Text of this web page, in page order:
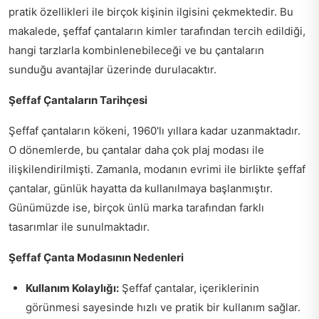
pratik özellikleri ile birçok kişinin ilgisini çekmektedir. Bu
makalede, şeffaf çantaların kimler tarafından tercih edildiği,
hangi tarzlarla kombinlenebileceği ve bu çantaların
sunduğu avantajlar üzerinde durulacaktır.
Şeffaf Çantaların Tarihçesi
Şeffaf çantaların kökeni, 1960'lı yıllara kadar uzanmaktadır.
O dönemlerde, bu çantalar daha çok plaj modası ile
ilişkilendirilmişti. Zamanla, modanın evrimi ile birlikte şeffaf
çantalar, günlük hayatta da kullanılmaya başlanmıştır.
Günümüzde ise, birçok ünlü marka tarafından farklı
tasarımlar ile sunulmaktadır.
Şeffaf Çanta Modasının Nedenleri
Kullanım Kolaylığı: Şeffaf çantalar, içeriklerinin
görünmesi sayesinde hızlı ve pratik bir kullanım sağlar.